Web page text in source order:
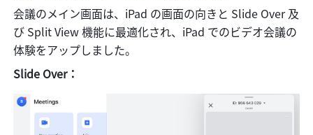
会議のメイン画面は、iPad の画面の向きと Slide Over 及
び Split View 機能に最適化され、iPad でのビデオ会議の
体験をアップしました。
Slide Over：